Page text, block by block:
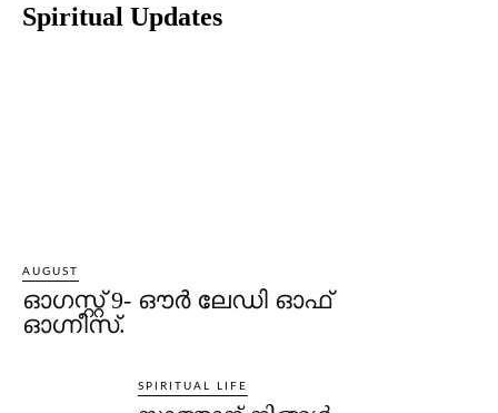
Spiritual Updates
AUGUST
ഓഗസ്റ്റ് 9- ഔര്‍ ലേഡി ഓഫ്
ഓഗ്നീസ്.
SPIRITUAL LIFE